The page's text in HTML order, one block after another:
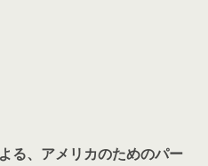
る、アメリカのためのパー